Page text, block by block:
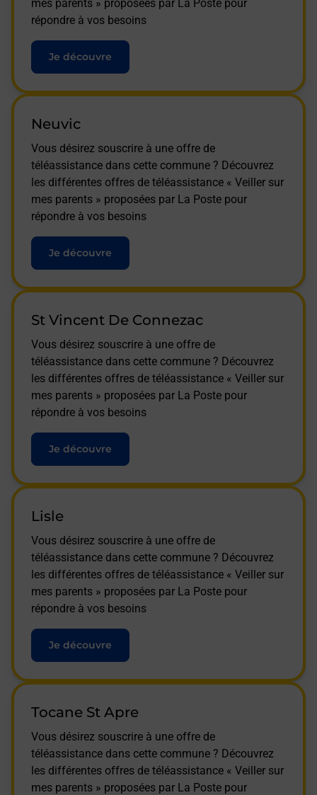
mes parents » proposées par La Poste pour
répondre à vos besoins
Je découvre
Neuvic
Vous désirez souscrire à une offre de
téléassistance dans cette commune ? Découvrez
les différentes offres de téléassistance « Veiller sur
mes parents » proposées par La Poste pour
répondre à vos besoins
Je découvre
St Vincent De Connezac
Vous désirez souscrire à une offre de
téléassistance dans cette commune ? Découvrez
les différentes offres de téléassistance « Veiller sur
mes parents » proposées par La Poste pour
répondre à vos besoins
Je découvre
Lisle
Vous désirez souscrire à une offre de
téléassistance dans cette commune ? Découvrez
les différentes offres de téléassistance « Veiller sur
mes parents » proposées par La Poste pour
répondre à vos besoins
Je découvre
Tocane St Apre
Vous désirez souscrire à une offre de
téléassistance dans cette commune ? Découvrez
les différentes offres de téléassistance « Veiller sur
mes parents » proposées par La Poste pour